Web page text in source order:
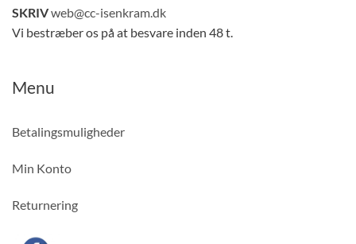
SKRIVweb@cc-isenkram.dk
Vi bestræber os på at besvare inden 48 t.
Menu
Betalingsmuligheder
Min Konto
Returnering